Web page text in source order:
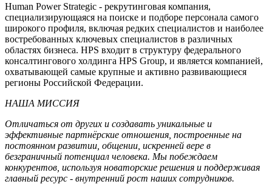
Human Power Strategic - рекрутинговая компания,
специализирующаяся на поиске и подборе персонала самого
широкого профиля, включая редких специалистов и наиболее
востребованных ключевых специалистов в различных
областях бизнеса. HPS входит в структуру федерального
консалтингового холдинга HPS Group, и является компанией,
охватывающей самые крупные и активно развивающиеся
регионы Российской Федерации.
НАША МИССИЯ
Отличаться от других и создавать уникальные и
эффективные партнёрские отношения, построенные на
постоянном развитии, общении, искренней вере в
безграничный потенциал человека. Мы побеждаем
конкурентов, используя новаторские решения и поддерживая
главный ресурс - внутренний рост наших сотрудников.